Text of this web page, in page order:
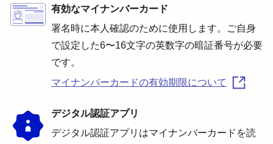
有効なマイナンバーカード
署名時に本人確認のために使用します。ご自身
で設定した6〜16文字の英数字の暗証番号が必要
です。
マイナンバーカードの有効期限について
デジタル認証アプリ
デジタル認証アプリはマイナンバーカードを読